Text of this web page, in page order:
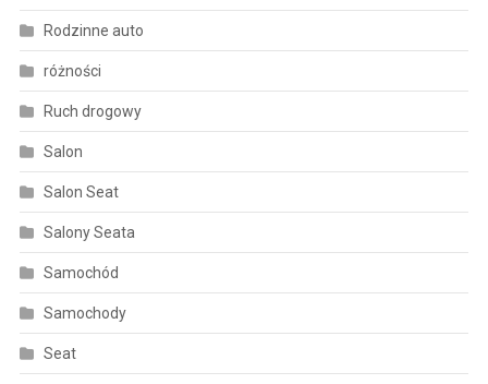
Rodzinne auto
różności
Ruch drogowy
Salon
Salon Seat
Salony Seata
Samochód
Samochody
Seat